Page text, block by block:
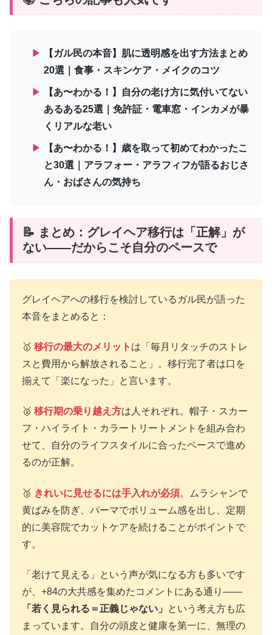
▶
【ガル民の本音】肌に透明感を出す方法まとめ
20選｜食事・スキンケア・メイクのコツ
▶
【あ〜わかる！】自分の老け方に気付いてない
あるある25選｜免許証・電車窓・インカメが暴
くリアルな老い
▶
【あ〜わかる！】歳を取って初めてわかったこ
と30選｜アラフォー・アラフィフが語るおじさ
ん・おばさんの気持ち
📝 まとめ：グレイヘア移行は「正解」が
ない——だからこそ自分のペースで
グレイヘアへの移行を検討しているガル民が語った
本音をまとめると：
🥇 移行の最大のメリット は「毎月リタッチのストレ
スと費用から解放されること」。移行完了者は口を
揃えて「楽になった」と言います。
🥈 移行期の乗り越え方は人それぞれ。帽子・スカー
フ・ハイライト・カラートリートメントを組み合わ
せて、自分のライフスタイルに合ったペースで進め
るのが正解。
🥉 きれいに見せるには手入れが必須。ムラシャンで
黄ばみを防ぎ、パーマでボリューム感を出し、定期
的に美容院でカットケアを続けることがポイントで
す。
「老けて見える」という声が気になる方も多いです
が、+84の大共感を集めたコメントにある通り——
「若く見られる＝正義じゃない」
という考え方も広
まっています。自分の頭皮と健康を第一に、無理の